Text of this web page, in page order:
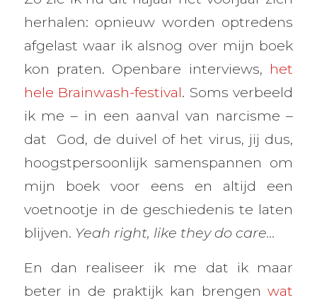
herhalen: opnieuw worden optredens
afgelast waar ik alsnog over mijn boek
kon praten. Openbare interviews, het
hele Brainwash-festival. Soms verbeeld
ik me – in een aanval van narcisme –
dat God, de duivel of het virus, jij dus,
hoogstpersoonlijk samenspannen om
mijn boek voor eens en altijd een
voetnootje in de geschiedenis te laten
blijven. Yeah right, like they do care…
En dan realiseer ik me dat ik maar
beter in de praktijk kan brengenwat